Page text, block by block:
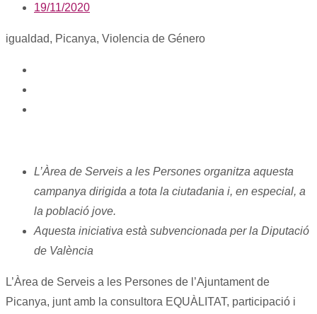
19/11/2020
igualdad, Picanya, Violencia de Género
L’Àrea de Serveis a les Persones organitza aquesta
campanya dirigida a tota la ciutadania i, en especial, a
la població jove.
Aquesta iniciativa està subvencionada per la Diputació
de València
L’Àrea de Serveis a les Persones de l’Ajuntament de
Picanya, junt amb la consultora EQUÀLITAT, participació i